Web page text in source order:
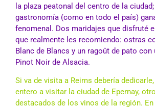
la plaza peatonal del centro de la
gastronomía (como en todo el país)
fenomenal. Dos maridajes que disfruté
que realmente les recomiendo: ostras
Blanc de Blancs y un ragoût de pato con
Pinot Noir de Alsacia.
Si va de visita a Reims debería
entero a visitar la ciudad de Epernay,
destacados de los vinos de la región.